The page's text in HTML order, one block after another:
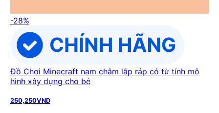
-28%
Đồ Chơi Minecraft nam châm lắp ráp có từ tính mô
hình xây dựng cho bé
250,250VND